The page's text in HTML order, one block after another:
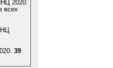
2020:
всех
: 39